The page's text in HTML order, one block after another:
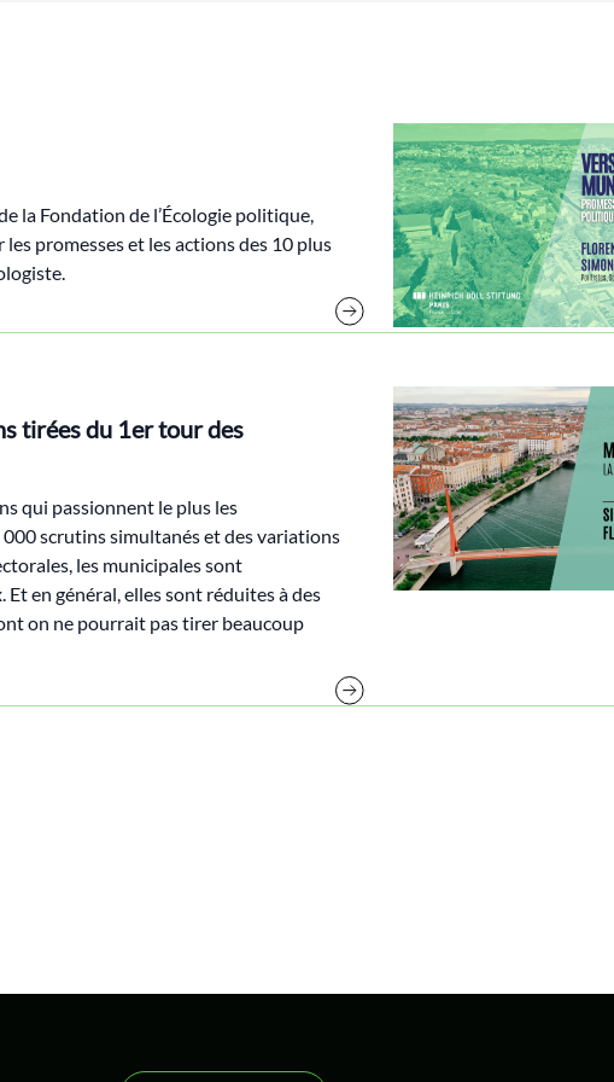
la Fondation de l’Écologie politique,
promesses et les actions des 10 plus
tirées du 1er tour des
qui passionnent le plus les
scrutins simultanés et des variations
les municipales sont
en général, elles sont réduites à des
on ne pourrait pas tirer beaucoup